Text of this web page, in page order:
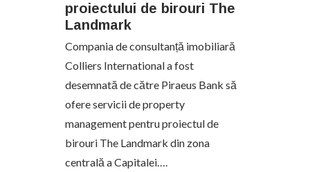
proiectului de birouri The
Landmark
Compania de consultanță imobiliară
Colliers International a fost
desemnată de către Piraeus Bank să
ofere servicii de property
management pentru proiectul de
birouri The Landmark din zona
centrală a Capitalei….